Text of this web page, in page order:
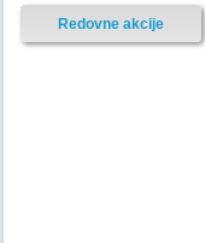
Redovne akcije